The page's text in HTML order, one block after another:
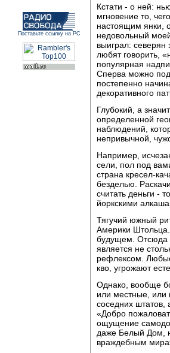
Поставьте ссылку на РС
Кстати - о ней:
мгновение то,
настоящим янки,
недовольный
выиграл: северян
любят говорить,
популярная
Сперва можно
постепенно
декоративного
Глубокий, а
определенной
наблюдений,
непривычной,
Например,
сели, пол под
страна кресел-
безделью.
считать деньги -
йоркскими
Тягучий южный
Америки
будущем. Отсюда
является не
рефлексом.
кво, угрожают
Однако, вообще
или местные, или
соседних штатов,
«Добро
ощущение
даже Белый Дом,
враждебным